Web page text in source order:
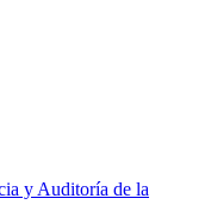
y Auditoría de la